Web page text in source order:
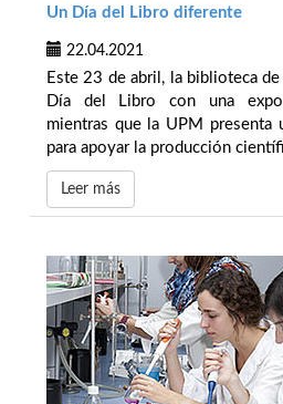
Un Día del Libro diferente
22.04.2021
Este 23 de abril, la biblioteca de
Día del Libro con una
mientras que la UPM presenta
para apoyar la producción
Leer más